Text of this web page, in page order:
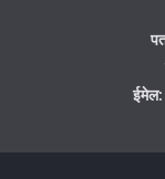
ईमेल: